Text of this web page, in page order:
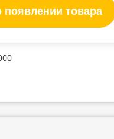
появлении товара